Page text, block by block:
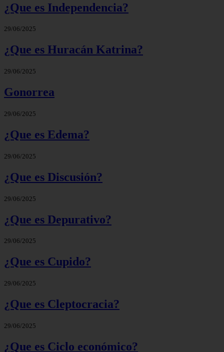
¿Que es Independencia?
29/06/2025
¿Que es Huracán Katrina?
29/06/2025
Gonorrea
29/06/2025
¿Que es Edema?
29/06/2025
¿Que es Discusión?
29/06/2025
¿Que es Depurativo?
29/06/2025
¿Que es Cupido?
29/06/2025
¿Que es Cleptocracia?
29/06/2025
¿Que es Ciclo económico?